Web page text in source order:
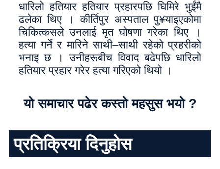
धारिलो हतियार हतियार प्रहारपछि घिमिरे भुईंमै
ढलेका थिए । कीर्तिपुर अस्पताल पु¥याइएकोमा
चिकित्कसले उनलाई मृत घोषणा गरेका थिए ।
हत्या गर्ने र मारिने साथी–साथी रहेको प्रहरीको
भनाइ छ । उनीहरूबीच विवाद बढेपछि धारिलो
हतियार प्रहार गरेर हत्या गरिएको थियो ।
यो समाचार पढेर कस्तो महसुस भयो ?
प्रतिक्रिया दिनुहोस